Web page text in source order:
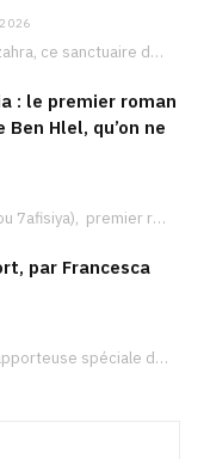
Le palais d’Ennejma Ezzahra, ce sanctuaire de la musique tunisienne et méditerranéenne construit par le…
: le premier roman
Hlel, qu’on ne
Le cave de Hafisa (9abou 7afisiya), premier roman du journaliste tunisien Mohamed Amine Ben Hlel,…
par Francesca
Francesca Albanese, rapporteuse spéciale de l’ONU sur les territoires palestiniens occupés, était à Tunis pour…